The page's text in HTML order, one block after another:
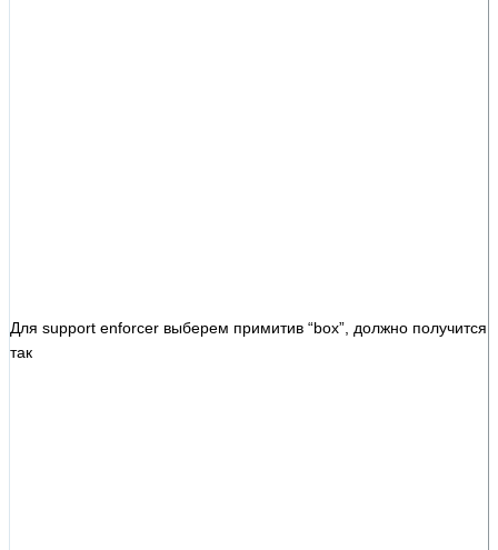
Для support enforcer выберем примитив “box”, должно получится
так